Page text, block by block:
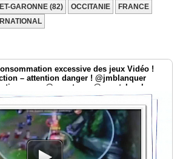
GARONNE (82) OCCITANIE
FRANCE
excessive des jeux Vidéo !
– attention danger ! @jmblanquer
@smartrezo @assotvlocale